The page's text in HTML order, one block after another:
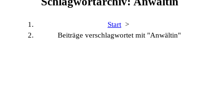
Start >
Beiträge verschlagwortet mit "Anwältin"